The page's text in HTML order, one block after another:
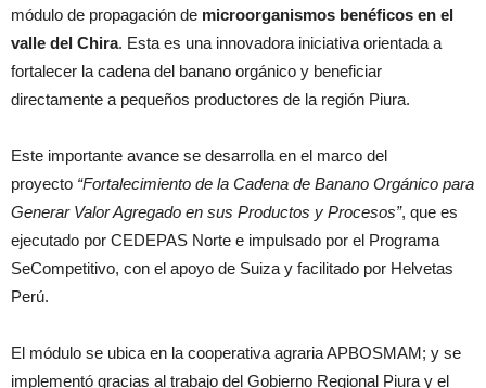
módulo de propagación de microorganismos benéficos en el
valle del Chira. Esta es una innovadora iniciativa orientada a
fortalecer la cadena del banano orgánico y beneficiar
directamente a pequeños productores de la región Piura.
Este importante avance se desarrolla en el marco del
proyecto “Fortalecimiento de la Cadena de Banano Orgánico para
Generar Valor Agregado en sus Productos y Procesos”, que es
ejecutado por CEDEPAS Norte e impulsado por el Programa
SeCompetitivo, con el apoyo de Suiza y facilitado por Helvetas
Perú.
El módulo se ubica en la cooperativa agraria APBOSMAM; y se
implementó gracias al trabajo del Gobierno Regional Piura y el